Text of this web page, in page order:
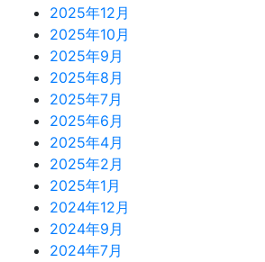
2025年12月
2025年10月
2025年9月
2025年8月
2025年7月
2025年6月
2025年4月
2025年2月
2025年1月
2024年12月
2024年9月
2024年7月